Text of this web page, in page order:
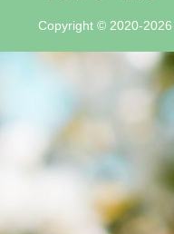
Copyright © 2020-